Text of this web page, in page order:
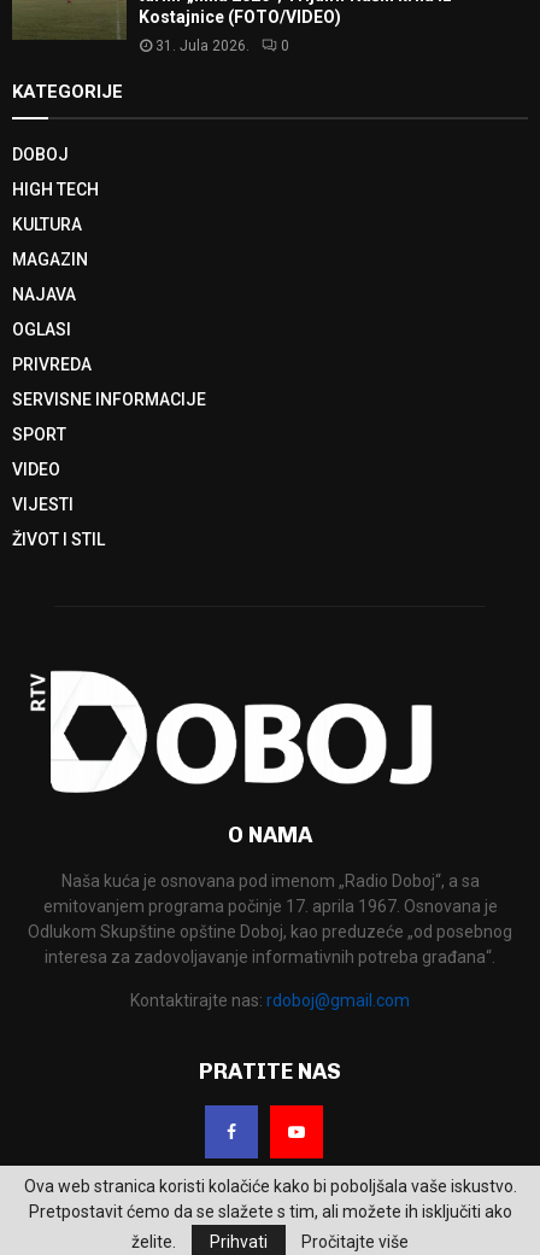
Kostajnice (FOTO/VIDEO)
31. Jula 2026. 0
KATEGORIJE
DOBOJ
HIGH TECH
KULTURA
MAGAZIN
NAJAVA
OGLASI
PRIVREDA
SERVISNE INFORMACIJE
SPORT
VIDEO
VIJESTI
ŽIVOT I STIL
O NAMA
Naša kuća je osnovana pod imenom „Radio Doboj“, a sa
emitovanjem programa počinje 17. aprila 1967. Osnovana je
Odlukom Skupštine opštine Doboj, kao preduzeće „od posebnog
interesa za zadovoljavanje informativnih potreba građana“.
Kontaktirajte nas: rdoboj@gmail.com
PRATITE NAS
2026 - RTV Doboj. Sva prava zadržana.
Ova web stranica koristi kolačiće kako bi poboljšala vaše iskustvo.
Pretpostavit ćemo da se slažete s tim, ali možete ih isključiti ako
želite.
Prihvati Pročitajte više